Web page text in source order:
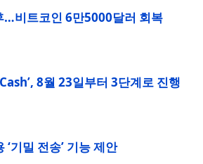
…비트코인 6만5000달러 회복
8월 23일부터 3단계로 진행
기밀 전송’ 기능 제안